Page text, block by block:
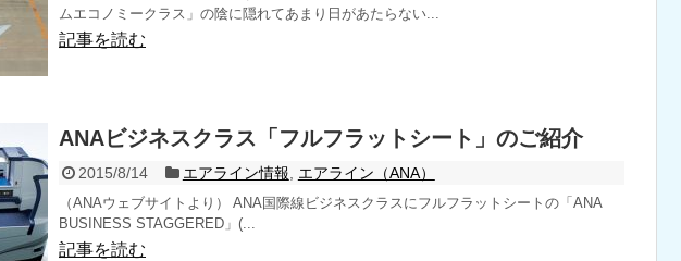
ムエコノミークラス」の陰に隠れてあまり日があたらない...
記事を読む
ANAビジネスクラス「フルフラットシート」のご紹介
2015/8/14 エアライン情報 エアライン（ANA）
（ANAウェブサイトより） ANA国際線ビジネスクラスにフルフラットシートの「ANA
BUSINESS STAGGERED」(...
記事を読む